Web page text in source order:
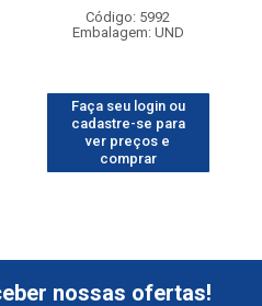
Código: 5992
Embalagem: UND
Faça seu login ou
cadastre-se para
ver preços e
comprar
nossas ofertas!